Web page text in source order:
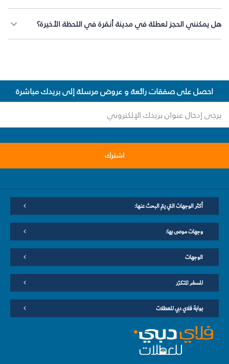
هل يمكنني الحجز لعطلة في مدينة أنقرة في اللحظة الأخيرة؟
احصل على صفقات رائعة و عروض مرسلة إلى بريدك مباشرة
اشترك
أكثر الوجهات التي يتم البحث عنها:
وجهات موصى بها:
الوجهات
للسفر المتكرّر
بوابة فلاي دبي للعطلات